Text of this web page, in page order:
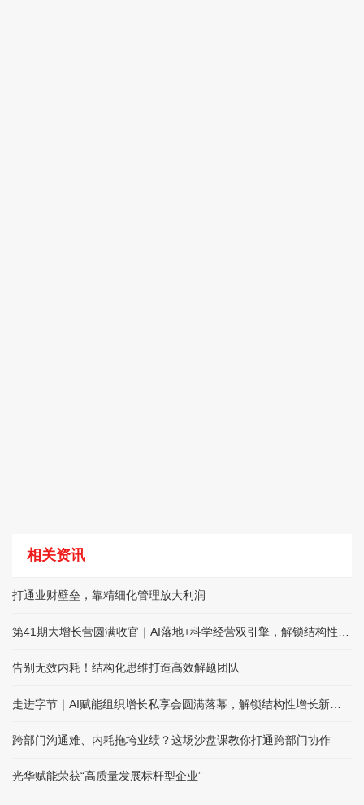
相关资讯
打通业财壁垒，靠精细化管理放大利润
告别无效内耗！结构化思维打造高效解题团队
跨部门沟通难、内耗拖垮业绩？这场沙盘课教你打通跨部门协作
光华赋能荣获“高质量发展标杆型企业”